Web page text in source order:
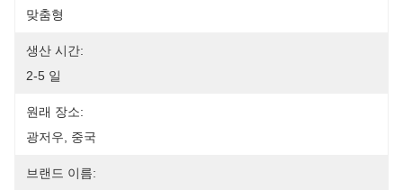
맞춤형
생산 시간:
2-5 일
원래 장소:
광저우, 중국
브랜드 이름: